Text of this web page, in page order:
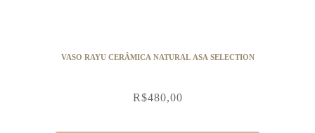
VASO RAYU CERÂMICA NATURAL ASA SELECTION
R$480,00